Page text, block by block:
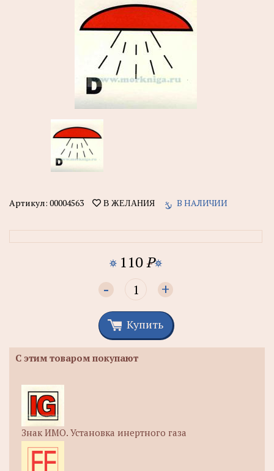
Артикул: 00004563 В ЖЕЛАНИЯ В НАЛИЧИИ
110P
- +
Купить
С этим товаром покупают
Знак ИМО. Установка инертного газа